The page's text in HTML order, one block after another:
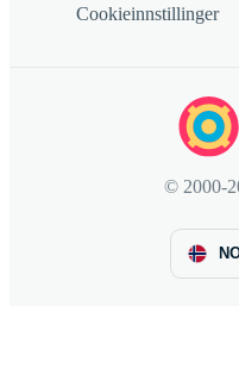
Cookieinnstillinger
© 2000-